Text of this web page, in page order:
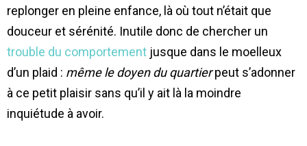
replonger en pleine enfance, là où tout n’était que
douceur et sérénité. Inutile donc de chercher un
trouble du comportement jusque dans le moelleux
d’un plaid : même le doyen du quartierpeut s’adonner
à ce petit plaisir sans qu’il y ait là la moindre
inquiétude à avoir.